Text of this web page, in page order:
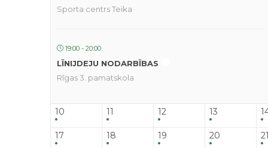
Sporta centrs Teika
19:00 - 20:00
LĪNIJDEJU NODARBĪBAS
Rīgas 3. pamatskola
10 11 12 13
17 18 19 20